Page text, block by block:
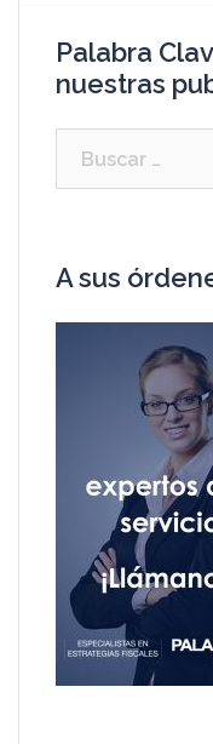
Palabra
nuestras
A sus